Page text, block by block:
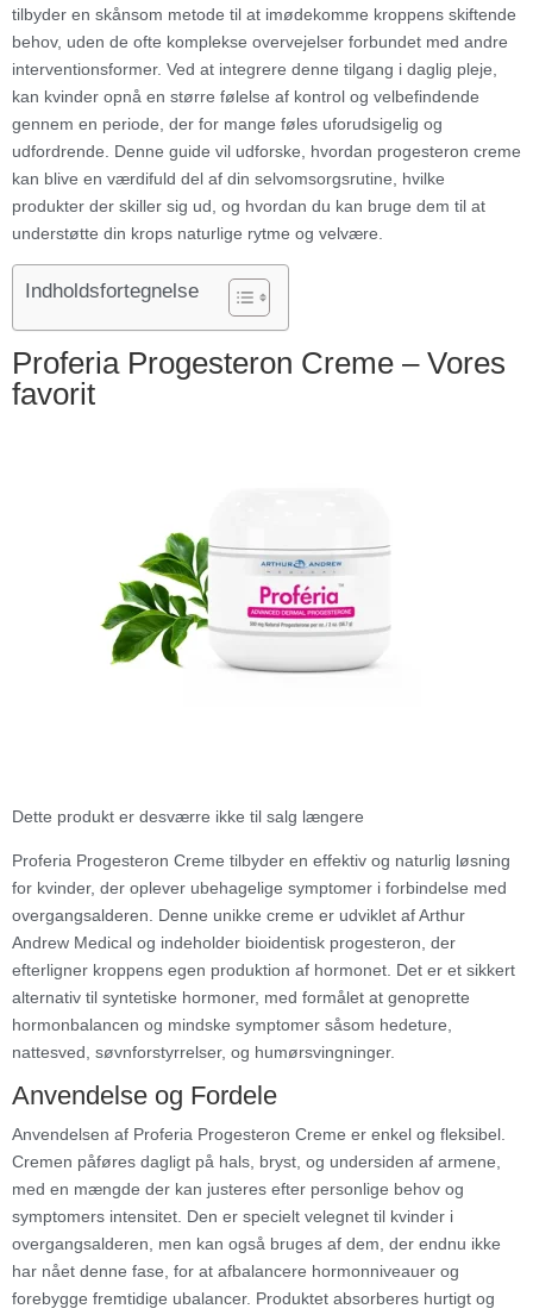
tilbyder en skånsom metode til at imødekomme kroppens skiftende
behov, uden de ofte komplekse overvejelser forbundet med andre
interventionsformer. Ved at integrere denne tilgang i daglig pleje,
kan kvinder opnå en større følelse af kontrol og velbefindende
gennem en periode, der for mange føles uforudsigelig og
udfordrende. Denne guide vil udforske, hvordan progesteron creme
kan blive en værdifuld del af din selvomsorgsrutine, hvilke
produkter der skiller sig ud, og hvordan du kan bruge dem til at
understøtte din krops naturlige rytme og velvære.
Indholdsfortegnelse
Proferia Progesteron Creme – Vores
favorit
Dette produkt er desværre ikke til salg længere
Proferia Progesteron Creme tilbyder en effektiv og naturlig løsning
for kvinder, der oplever ubehagelige symptomer i forbindelse med
overgangsalderen. Denne unikke creme er udviklet af Arthur
Andrew Medical og indeholder bioidentisk progesteron, der
efterligner kroppens egen produktion af hormonet. Det er et sikkert
alternativ til syntetiske hormoner, med formålet at genoprette
hormonbalancen og mindske symptomer såsom hedeture,
nattesved, søvnforstyrrelser, og humørsvingninger.
Anvendelse og Fordele
Anvendelsen af Proferia Progesteron Creme er enkel og fleksibel.
Cremen påføres dagligt på hals, bryst, og undersiden af armene,
med en mængde der kan justeres efter personlige behov og
symptomers intensitet. Den er specielt velegnet til kvinder i
overgangsalderen, men kan også bruges af dem, der endnu ikke
har nået denne fase, for at afbalancere hormonniveauer og
forebygge fremtidige ubalancer. Produktet absorberes hurtigt og